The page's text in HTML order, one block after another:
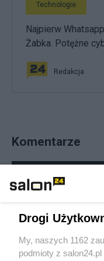
Technologie
Najpierw
Żabka. Potężne
Redakcja
Komentarze
Inne tematy
Technologie
Drogi
My, naszych 1162
podmioty z